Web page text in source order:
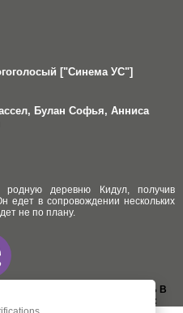
["Синема УС"]
Булан Софья, Анниса
деревню Кидул, получив
едет в сопровождении нескольких
не по плану.
ДОБАВИТЬ В
ЗАКЛАДКИ: